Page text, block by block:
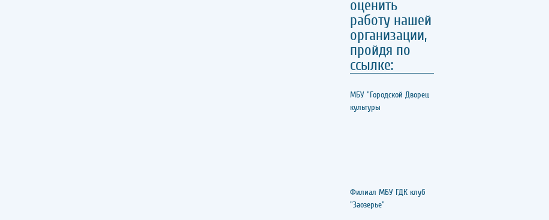
оценить
работу нашей
организации,
пройдя по
ссылке:
МБУ "Городской Дворец
культуры
Филиал МБУ ГДК клуб
"Заозерье"